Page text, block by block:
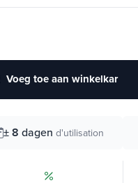
Voeg toe aan winkelkar
± 8dagen d'utilisation